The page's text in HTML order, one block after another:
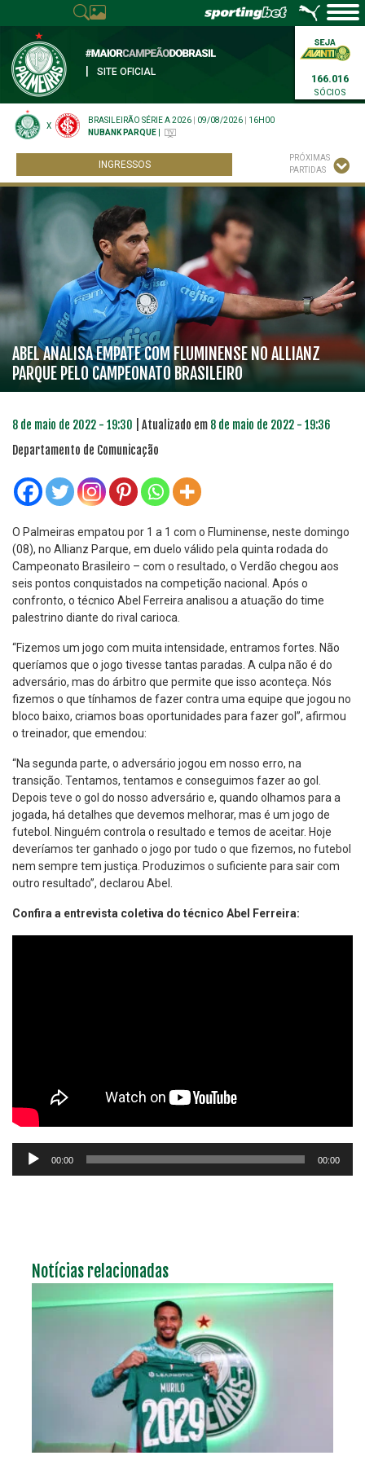
SITE OFICIAL
166.016
SÓCIOS
X
BRASILEIRÃO SÉRIE A 2026 09/08/2026
16H00
NUBANK PARQUE
INGRESSOS
PRÓXIMAS
PARTIDAS
ABEL ANALISA EMPATE COM FLUMINENSE NO ALLIANZ
PARQUE PELO CAMPEONATO BRASILEIRO
8 de maio de 2022 - 19:30 | Atualizado em 8 de maio de 2022 - 19:36
Departamento de Comunicação
O Palmeiras empatou por 1 a 1 com o Fluminense, neste domingo
(08), no Allianz Parque, em duelo válido pela quinta rodada do
Campeonato Brasileiro – com o resultado, o Verdão chegou aos
seis pontos conquistados na competição nacional. Após o
confronto, o técnico Abel Ferreira analisou a atuação do time
palestrino diante do rival carioca.
“Fizemos um jogo com muita intensidade, entramos fortes. Não
queríamos que o jogo tivesse tantas paradas. A culpa não é do
adversário, mas do árbitro que permite que isso aconteça. Nós
fizemos o que tínhamos de fazer contra uma equipe que jogou no
bloco baixo, criamos boas oportunidades para fazer gol”, afirmou
o treinador, que emendou:
“Na segunda parte, o adversário jogou em nosso erro, na
transição. Tentamos, tentamos e conseguimos fazer ao gol.
Depois teve o gol do nosso adversário e, quando olhamos para a
jogada, há detalhes que devemos melhorar, mas é um jogo de
futebol. Ninguém controla o resultado e temos de aceitar. Hoje
deveríamos ter ganhado o jogo por tudo o que fizemos, no futebol
nem sempre tem justiça. Produzimos o suficiente para sair com
outro resultado”, declarou Abel.
Confira a entrevista coletiva do técnico Abel Ferreira:
Tocador
00:00 00:00
Notícias relacionadas